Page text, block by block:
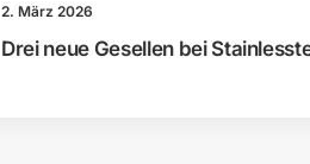
2. März 2026
Drei neue Gesellen bei